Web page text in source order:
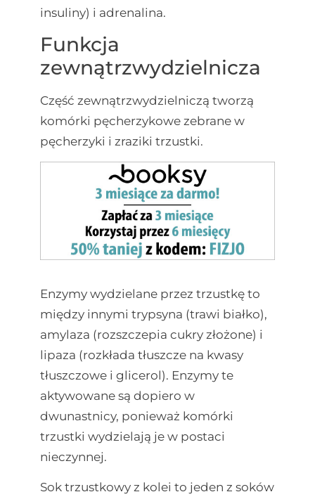
insuliny) i adrenalina.
Funkcja
zewnątrzwydzielnicza
Część zewnątrzwydzielniczą tworzą
komórki pęcherzykowe zebrane w
pęcherzyki i zraziki trzustki.
Enzymy wydzielane przez trzustkę to
między innymi trypsyna (trawi białko),
amylaza (rozszczepia cukry złożone) i
lipaza (rozkłada tłuszcze na kwasy
tłuszczowe i glicerol). Enzymy te
aktywowane są dopiero w
dwunastnicy, ponieważ komórki
trzustki wydzielają je w postaci
nieczynnej.
Sok trzustkowy z kolei to jeden z soków